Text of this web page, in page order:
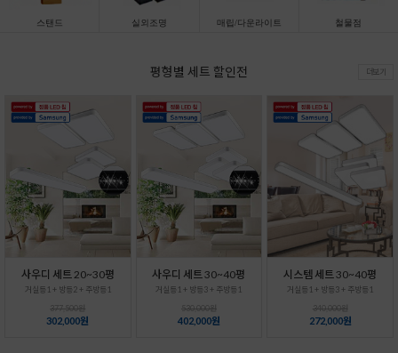
스탠드 실외조명 매립/다운라이트 철물점
평형별 세트 할인전 더보기
사우디 세트 20~30평
거실등1 + 방등2 + 주방등1
377,500원
302,000원
사우디 세트 30~40평
거실등1 + 방등3 + 주방등1
530,000원
402,000원
시스템 세트 30~40평
거실등1 + 방등3 + 주방등1
340,000원
272,000원